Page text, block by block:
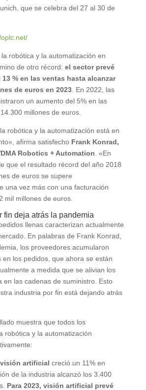
que se celebra del 27 al 30 de
la robótica y la automatización en
de otro récord: el sector prevé
% en las ventas hasta alcanzar
de euros en 2023. En 2022, las
un aumento del 5% en las
millones de euros.
robótica y la automatización está en
afirma satisfecho Frank Konrad,
Robotics + Automation . «En
que el resultado récord del año 2018
de euros se supere
una vez más con una facturación
mil millones de euros.
fin deja atrás la pandemia
llenas caracterizan actualmente
En palabras de Frank Konrad,
los proveedores acumularon
en los pedidos, que ahora se están
a medida que se alivian los
en las cadenas de suministro. Esto
industria por fin está dejando atrás
muestra que todos los
robótica y la automatización
visión artificial creció un 11% en
de la industria alcanzó los 3.400
Para 2023, visión artificial prevé